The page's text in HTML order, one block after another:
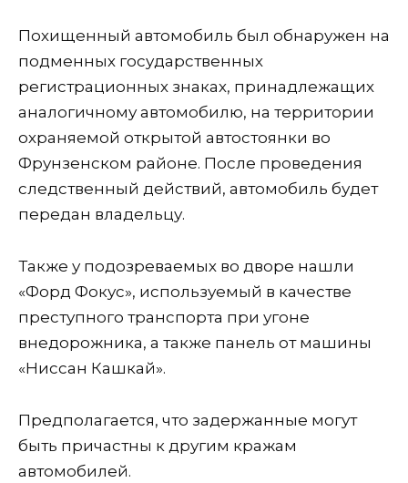
Похищенный автомобиль был обнаружен на
подменных государственных
регистрационных знаках, принадлежащих
аналогичному автомобилю, на территории
охраняемой открытой автостоянки во
Фрунзенском районе. После проведения
следственный действий, автомобиль будет
передан владельцу.
Также у подозреваемых во дворе нашли
«Форд Фокус», используемый в качестве
преступного транспорта при угоне
внедорожника, а также панель от машины
«Ниссан Кашкай».
Предполагается, что задержанные могут
быть причастны к другим кражам
автомобилей.